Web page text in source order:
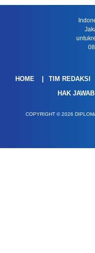
HOME TIM REDAKSI
HAK JAWAB
COPYRIGHT © 2026